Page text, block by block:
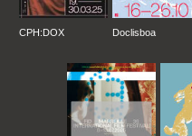
CPH:DOX Doclisboa